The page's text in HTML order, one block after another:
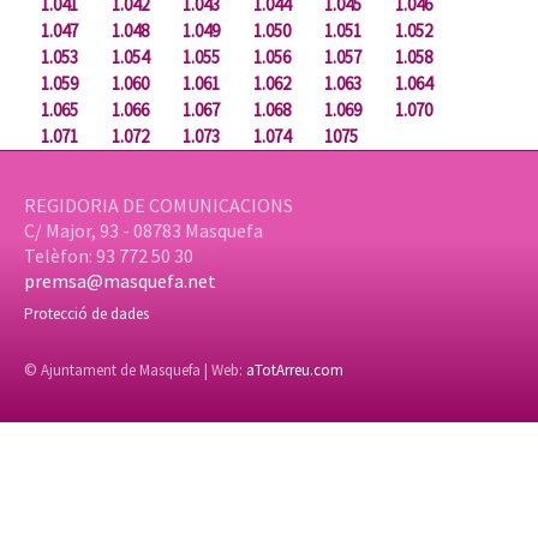
1.047
1.048 1.049 1.050 1.051
1.052
1.053
1.054 1.055 1.056 1.057
1.058
1.059
1.060 1.061 1.062 1.063
1.064
1.065
1.066 1.067 1.068 1.069
1.070
1.071
1.072 1.073 1.074 1075
REGIDORIA DE COMUNICACIONS
C/ Major, 93 - 08783 Masquefa
Telèfon: 93 772 50 30
premsa@masquefa.net
Protecció de dades
© Ajuntament de Masquefa | Web: aTotArreu.com